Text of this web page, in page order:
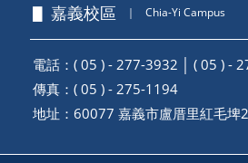
▋ 嘉義校區 ｜ Chia-Yi Campus
電話：( 05 ) - 277-3932 │ ( 05 ) -
傳真：( 05 ) - 275-1194
地址： 60077 嘉義市盧厝里紅毛埤